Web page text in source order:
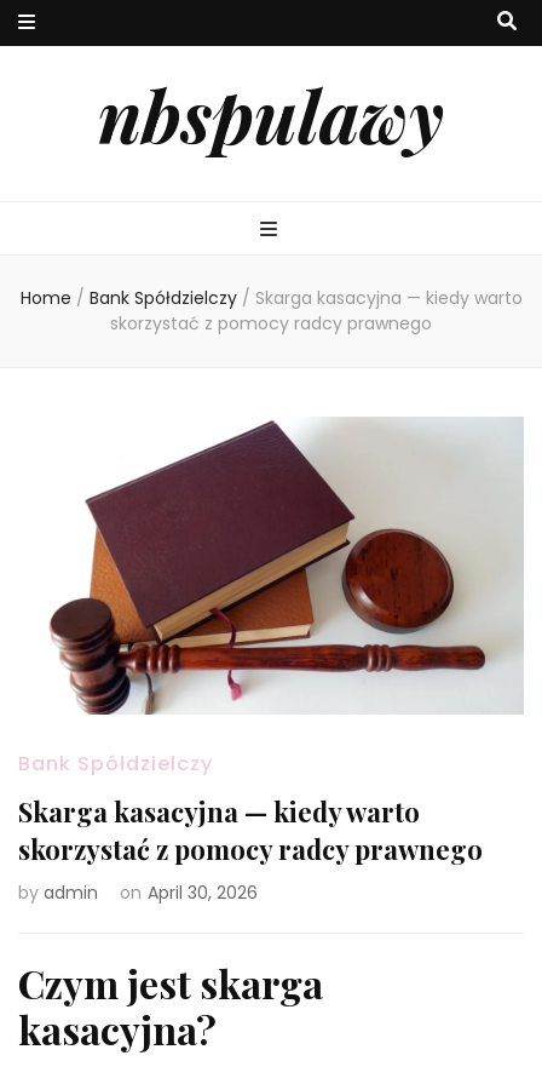
nbspulawy
Home / Bank Spółdzielczy / Skarga kasacyjna — kiedy warto
skorzystać z pomocy radcy prawnego
Bank Spółdzielczy
Skarga kasacyjna — kiedy warto
skorzystać z pomocy radcy prawnego
by admin on April 30, 2026
Czym jest skarga
kasacyjna?